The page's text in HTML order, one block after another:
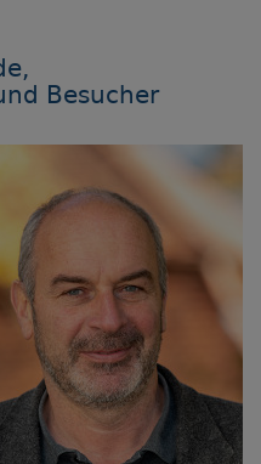
Besucher